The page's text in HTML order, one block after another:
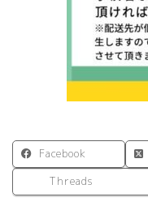
Facebook
Threads